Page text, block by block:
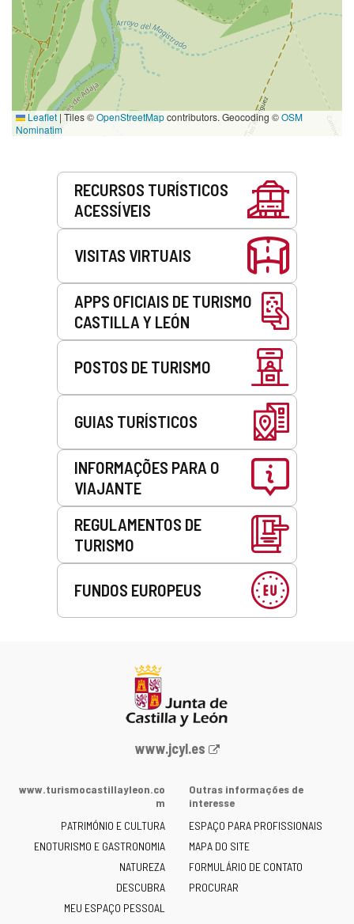
Leaflet | Tiles ©OpenStreetMapcontributors. Geocoding ©OSM
Nominatim
RECURSOS TURÍSTICOS
ACESSÍVEIS
VISITAS VIRTUAIS
APPS OFICIAIS DE TURISMO
CASTILLA Y LEÓN
POSTOS DE TURISMO
GUIAS TURÍSTICOS
INFORMAÇÕES PARA O
VIAJANTE
REGULAMENTOS DE
TURISMO
FUNDOS EUROPEUS
Portal
Junta
Castilla
y
León
-
www.jcyl.es
www.turismocastillayleon.co
m
PATRIMÓNIO E CULTURA
ENOTURISMO E GASTRONOMIA
NATUREZA
DESCUBRA
MEU ESPAÇO PESSOAL
Outras informações de
interesse
ESPAÇO PARA PROFISSIONAIS
MAPA DO SITE
FORMULÁRIO DE CONTATO
PROCURAR